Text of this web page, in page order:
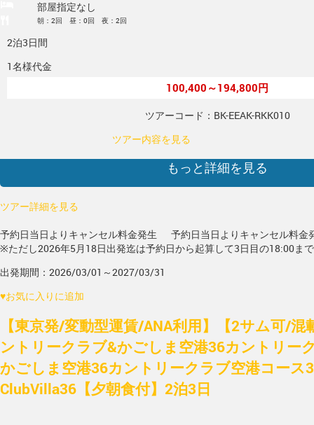
部屋指定なし
朝：2回 昼：0回 夜：2回
2泊3日間
1名様代金
100,400～194,800円
ツアーコード：BK-EEAK-RKK010
ツアー内容を見る
もっと詳細を見る
ツアー詳細を見る
予約日当日よりキャンセル料金発生
予約日当日よりキャンセル料金
※ただし2026年5月18日出発迄は予約日から起算して3日目の18:00ま
出発期間：2026/03/01～2027/03/31
♥お気に入りに追加
【東京発/変動型運賃/ANA利用】【2サム可/混
ントリークラブ&かごしま空港36カントリー
かごしま空港36カントリークラブ空港コース
ClubVilla36【夕朝食付】2泊3日